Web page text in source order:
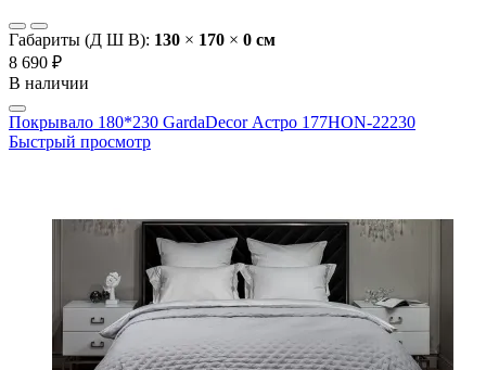
Габариты (Д Ш В): 130 × 170 × 0 cм
8 690 ₽
В наличии
Покрывало 180*230 GardaDecor Астро 177HON-22230
Быстрый просмотр